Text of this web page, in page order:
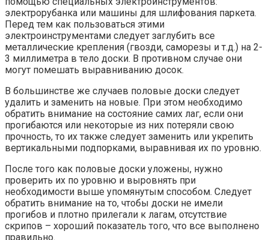
электрорубанка или машины для шлифования паркета.
Перед тем как пользоваться этими
электроинструментами следует заглубить все
металлические крепления (гвозди, саморезы и т.д.) на 2-
3 миллиметра в тело доски. В противном случае они
могут помешать выравниванию досок.
В большинстве же случаев половые доски следует
удалить и заменить на новые. При этом необходимо
обратить внимание на состояние самих лаг, если они
прогибаются или некоторые из них потеряли свою
прочность, то их также следует заменить или укрепить
вертикальными подпорками, выравнивая их по уровню.
После того как половые доски уложены, нужно
проверить их по уровню и выровнять при
необходимости выше упомянутым способом. Следует
обратить внимание на то, чтобы доски не имели
прогибов и плотно прилегали к лагам, отсутствие
скрипов – хороший показатель того, что все выполнено
правильно.